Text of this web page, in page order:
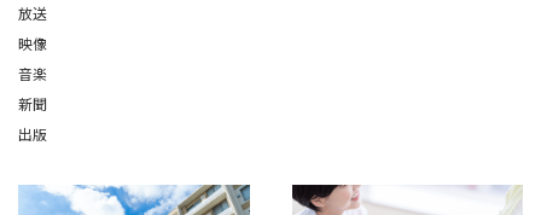
放送
映像
音楽
新聞
出版